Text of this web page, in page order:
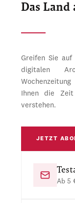
Das
Greifen Sie
digitalen
Ihnen die
verstehen.
JETZT
Ab 5